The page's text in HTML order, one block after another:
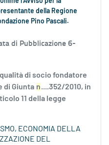
della Regione
Pino Pascali.
di Pubblicazione 6-
di socio fondatore
di Giunta n....352/2010, in
11 della legge
ECONOMIA DELLA
DEL